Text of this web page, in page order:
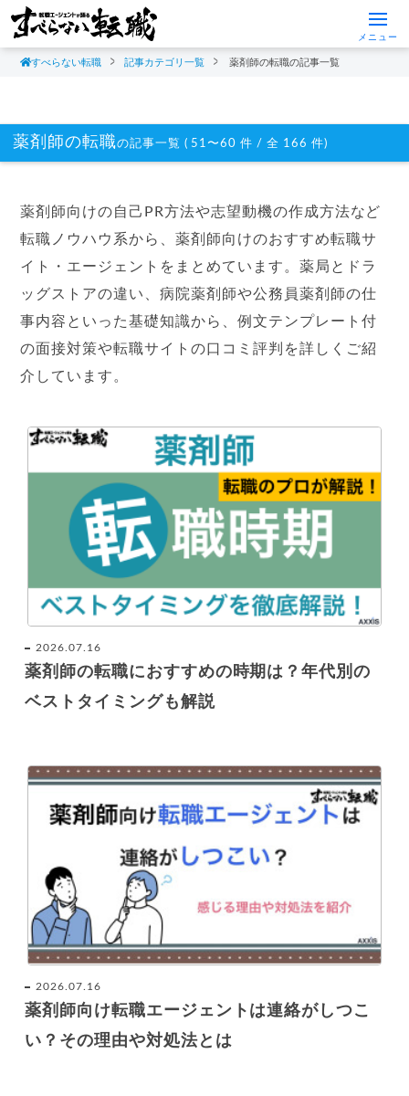
メニュー
すべらない転職 記事カテゴリ一覧 薬剤師の転職の記事一覧
薬剤師の転職の記事一覧 ( 51〜60 件 / 全 166 件)
薬剤師向けの自己PR方法や志望動機の作成方法など
転職ノウハウ系から、薬剤師向けのおすすめ転職サ
イト・エージェントをまとめています。薬局とドラ
ッグストアの違い、病院薬剤師や公務員薬剤師の仕
事内容といった基礎知識から、例文テンプレート付
の面接対策や転職サイトの口コミ評判を詳しくご紹
介しています。
2026.07.16
薬剤師の転職におすすめの時期は？年代別の
ベストタイミングも解説
2026.07.16
薬剤師向け転職エージェントは連絡がしつこ
い？その理由や対処法とは